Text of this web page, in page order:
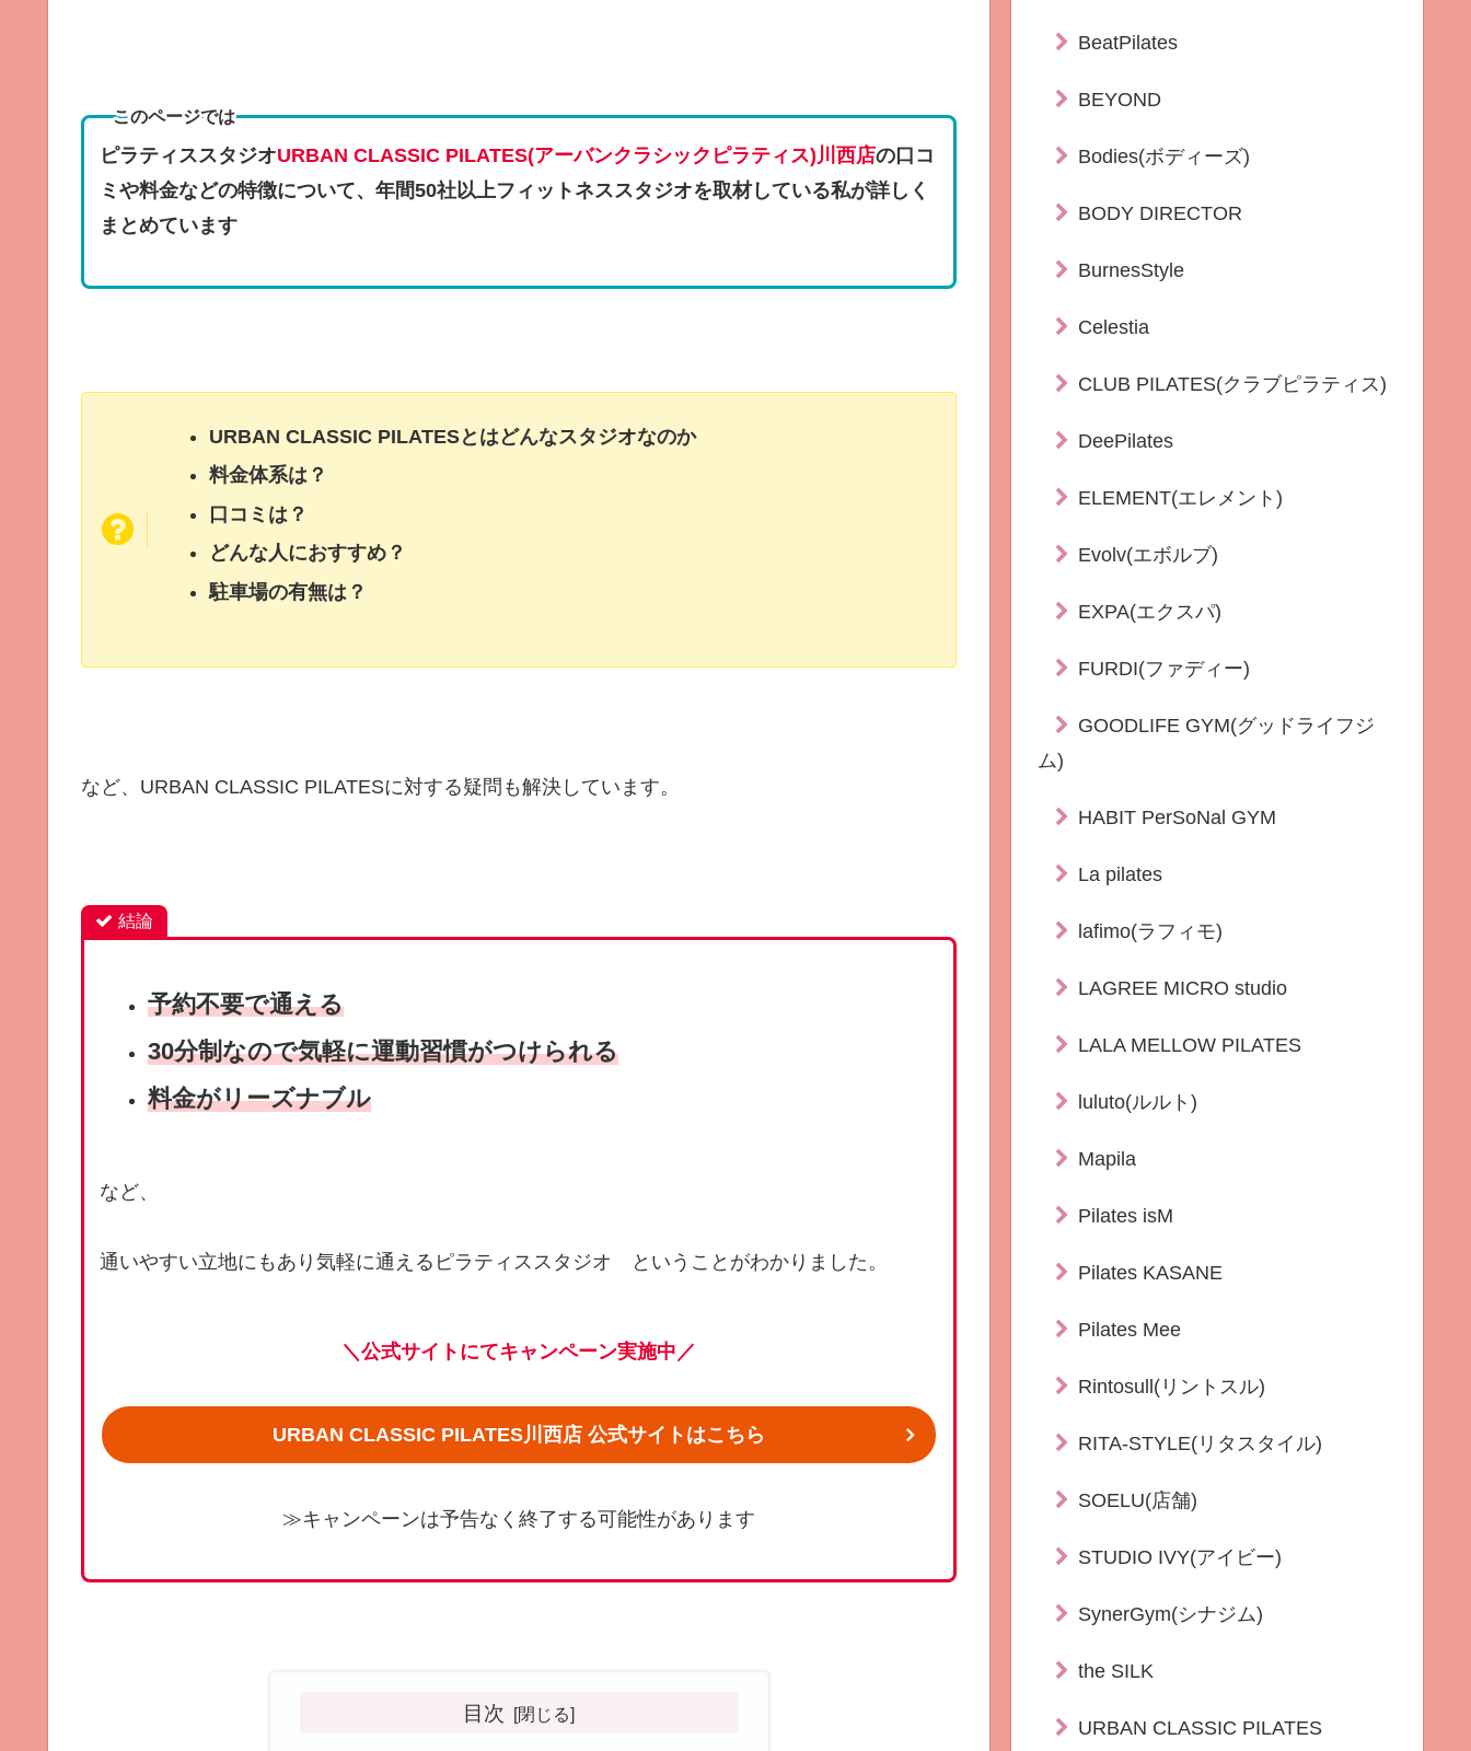
このページでは
ピラティススタジオURBAN CLASSIC PILATES(アーバンクラシックピラティス)川西店の口コ
ミや料金などの特徴について、年間50社以上フィットネススタジオを取材している私が詳しく
まとめています
URBAN CLASSIC PILATESとはどんなスタジオなのか
料金体系は？
口コミは？
どんな人におすすめ？
駐車場の有無は？
など、URBAN CLASSIC PILATESに対する疑問も解決しています。
結論
予約不要で通える
30分制なので気軽に運動習慣がつけられる
料金がリーズナブル
など、
通いやすい立地にもあり気軽に通えるピラティススタジオ ということがわかりました。
＼公式サイトにてキャンペーン実施中／
URBAN CLASSIC PILATES川西店 公式サイトはこちら
≫キャンペーンは予告なく終了する可能性があります
目次
BeatPilates
BEYOND
Bodies(ボディーズ)
BODY DIRECTOR
BurnesStyle
Celestia
CLUB PILATES(クラブピラティス)
DeePilates
ELEMENT(エレメント)
Evolv(エボルブ)
EXPA(エクスパ)
FURDI(ファディー)
GOODLIFE GYM(グッドライフジ
ム)
HABIT PerSoNal GYM
La pilates
lafimo(ラフィモ)
LAGREE MICRO studio
LALA MELLOW PILATES
luluto(ルルト)
Mapila
Pilates isM
Pilates KASANE
Pilates Mee
Rintosull(リントスル)
RITA-STYLE(リタスタイル)
SOELU(店舗)
STUDIO IVY(アイビー)
SynerGym(シナジム)
the SILK
URBAN CLASSIC PILATES